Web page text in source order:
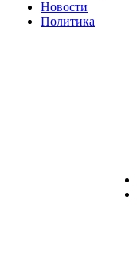
Новости
Политика